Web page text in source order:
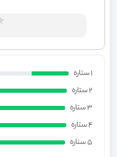
1 ستاره
2 ستاره
3 ستاره
4 ستاره
5 ستاره